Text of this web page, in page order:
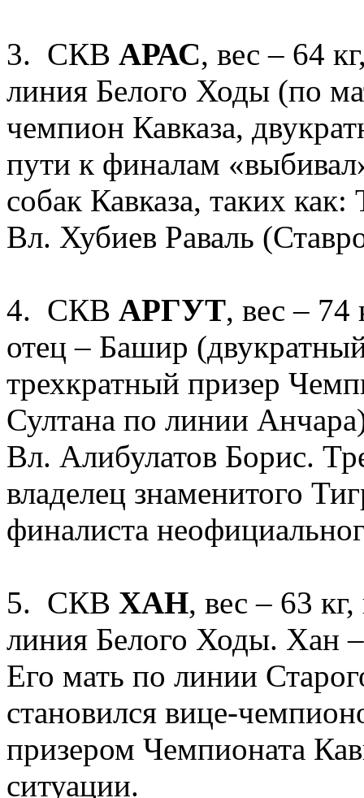
3. СКВ АРАС, вес – 64
линия Белого Ходы (по
чемпион Кавказа,
пути к финалам
собак Кавказа, таких
Вл. Хубиев Раваль
4. СКВ АРГУТ, вес – 74
отец – Башир
трехкратный призер
Султана по линии
Вл. Алибулатов Борис.
владелец знаменитого
финалиста
5. СКВ ХАН, вес – 63
линия Белого Ходы. Хан
Его мать по линии
становился вице-
призером Чемпионата
ситуации.